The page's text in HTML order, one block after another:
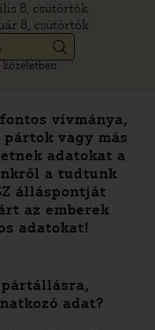
8, csütörtök
8, csütörtök
vívmánya,
vagy más
adatokat a
a tudtunk
álláspontját
az emberek
adatokat!
adat?